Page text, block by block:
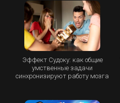
Эффект Судоку: как общие
умственные задачи
синхронизируют работу мозга